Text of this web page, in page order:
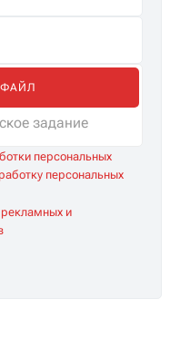
задание
персональных
персональных
рекламных и